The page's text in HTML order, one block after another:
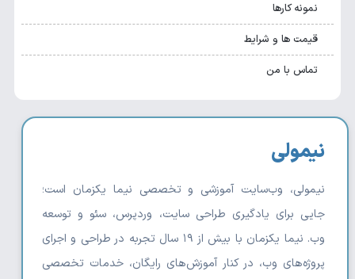
نمونه کارها
قیمت ها و شرایط
تماس با من
نیمولی
نیمولی، وب‌سایت آموزشی و تخصصی نیما یکزمان است؛
جایی برای یادگیری طراحی سایت، وردپرس، سئو و توسعه
وب. نیما یکزمان با بیش از ۱۹ سال تجربه در طراحی و اجرای
پروژه‌های وب، در کنار آموزش‌های رایگان، خدمات تخصصی